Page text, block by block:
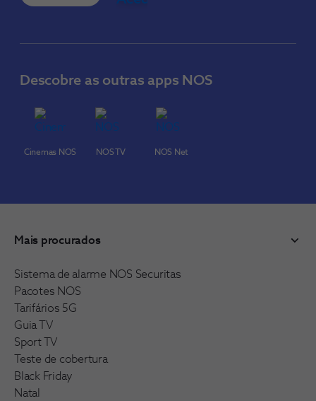
Descobre as outras apps NOS
Cinemas NOS NOS TV NOS Net
Mais procurados
Sistema de alarme NOS Securitas
Pacotes NOS
Tarifários 5G
Guia TV
Sport TV
Teste de cobertura
Black Friday
Natal